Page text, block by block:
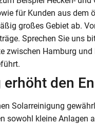
für Kunden aus
großes Gebiet ab.
Sprechen Sie uns
zwischen Hamburg
den
Solarreinigung
sowohl kleine Anlagen